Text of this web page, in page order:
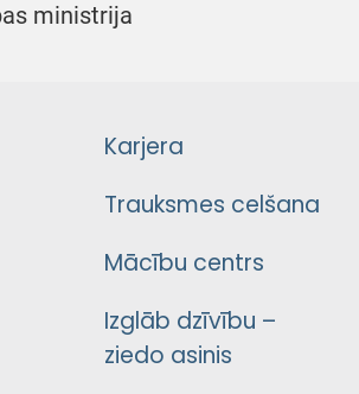
ministrija
Karjera
Trauksmes celšana
Mācību centrs
Izglāb dzīvību –
ziedo asinis